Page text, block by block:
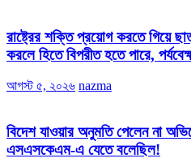
রাষ্ট্রের শক্তি প্রয়োগ করতে গিয়ে
করলে হিতে বিপরীত হতে পারে,
আগস্ট ৫, ২০২৬ nazma
বিদেশ যাওয়ার অনুমতি পেলেন না
এসএসকেএম-এ যেতে বলেছিল!